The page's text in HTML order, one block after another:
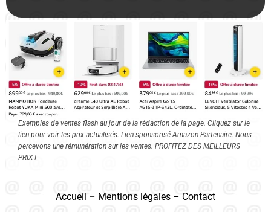
Exemples de ventes flash au jour de la rédaction de la page. Cliquez sur le
lien pour voir les prix actualisés. Lien sponsorisé Amazon Partenaire. Nous
percevons une rémunération sur les ventes. PROFITEZ DES MEILLEURS
PRIX !
Accueil – Mentions légales – Contact